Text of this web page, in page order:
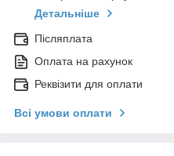
Детальніше
Післяплата
Оплата на рахунок
Реквізити для оплати
Всі умови оплати